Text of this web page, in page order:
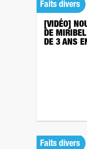
Faits divers
[VIDÉO]
DE
DE 3 ANS
Faits divers